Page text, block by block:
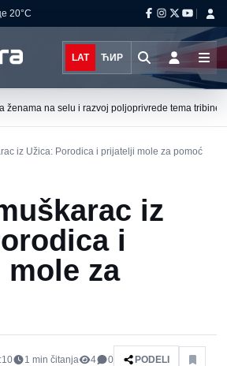
20°C
LAT ЋИР
ženama na selu i razvoj poljoprivrede tema tribine
iz Užica: Porodica i prijatelji mole za pomoć
iz
i
za
1 min čitanja 4 0 PODELI